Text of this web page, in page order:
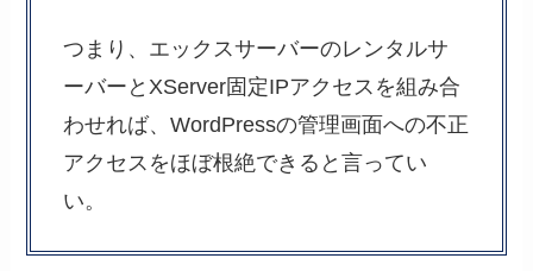
つまり、エックスサーバーのレンタルサ
ーバーとXServer固定IPアクセスを組み合
わせれば、WordPressの管理画面への不正
アクセスをほぼ根絶できると言ってい
い。